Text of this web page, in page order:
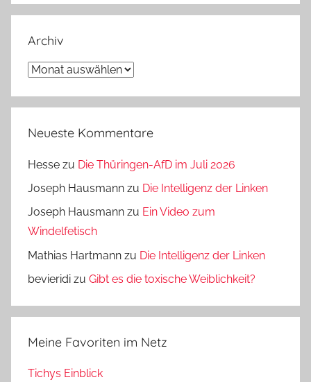
Archiv
Archiv
Neueste Kommentare
Hesse zu Die Thüringen-AfD im Juli 2026
Joseph Hausmann zu Die Intelligenz der Linken
Joseph Hausmann zu Ein Video zum
Windelfetisch
Mathias Hartmann zu Die Intelligenz der Linken
bevieridi zu Gibt es die toxische Weiblichkeit?
Meine Favoriten im Netz
Tichys Einblick